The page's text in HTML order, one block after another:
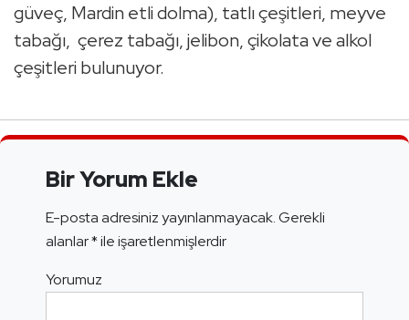
güveç, Mardin etli dolma), tatlı çeşitleri, meyve
tabağı, çerez tabağı, jelibon, çikolata ve alkol
çeşitleri bulunuyor.
Bir Yorum Ekle
E-posta adresiniz yayınlanmayacak.Gerekli
alanlar*ile işaretlenmişlerdir
Yorumuz